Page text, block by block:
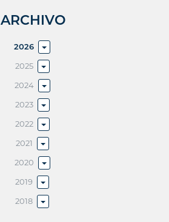
ARCHIVO
2026
2025
2024
2023
2022
2021
2020
2019
2018